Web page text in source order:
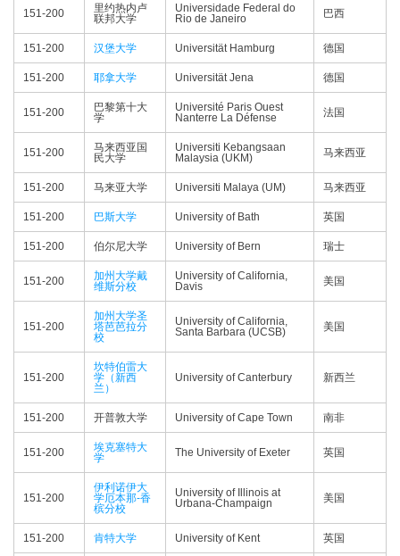
151-200
里约热内卢
联邦大学
Universidade Federal do
Rio de Janeiro
巴西
151-200 汉堡大学 Universität Hamburg 德国
151-200 耶拿大学 Universität Jena 德国
151-200
巴黎第十大
学
Université Paris Ouest
Nanterre La Défense
法国
151-200
马来西亚国
民大学
Universiti Kebangsaan
Malaysia (UKM)
马来西亚
151-200 马来亚大学 Universiti Malaya (UM) 马来西亚
151-200 巴斯大学 University of Bath 英国
151-200 伯尔尼大学 University of Bern 瑞士
151-200
加州大学戴
维斯分校
University of California,
Davis
美国
151-200
加州大学圣
塔芭芭拉分
校
University of California,
Santa Barbara (UCSB)
美国
151-200
坎特伯雷大
学（新西
兰）
University of Canterbury 新西兰
151-200 开普敦大学 University of Cape Town 南非
151-200
埃克塞特大
学
The University of Exeter 英国
151-200
伊利诺伊大
学厄本那-香
槟分校
University of Illinois at
Urbana-Champaign
美国
151-200 肯特大学 University of Kent 英国